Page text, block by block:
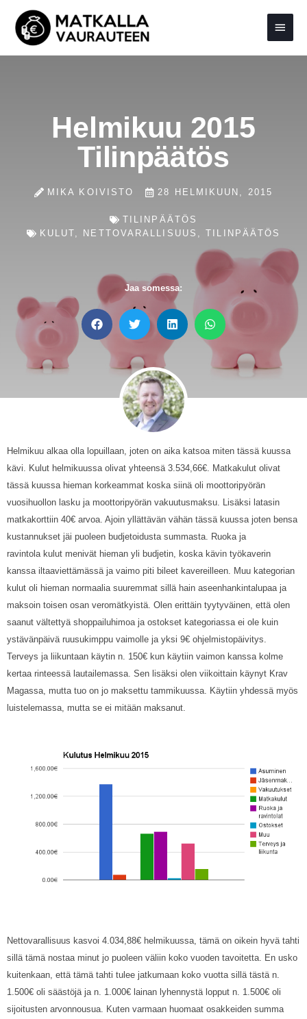
sisältöön
Helmikuu 2015
Tilinpäätös
MIKA KOIVISTO 28 HELMIKUUN, 2015
TILINPÄÄTÖS
KULUT, NETTOVARALLISUUS ,TILINPÄÄTÖS
Jaa somessa:
Helmikuu alkaa olla lopuillaan, joten on aika katsoa miten tässä kuussa
kävi. Kulut helmikuussa olivat yhteensä 3.534,66€. Matkakulut olivat
tässä kuussa hieman korkeammat koska siinä oli moottoripyörän
vuosihuollon lasku ja moottoripyörän vakuutusmaksu. Lisäksi latasin
matkakorttiin 40€ arvoa. Ajoin yllättävän vähän tässä kuussa joten bensa
kustannukset jäi puoleen budjetoidusta summasta. Ruoka ja
ravintola kulut menivät hieman yli budjetin, koska kävin työkaverin
kanssa iltaaviettämässä ja vaimo piti bileet kavereilleen. Muu kategorian
kulut oli hieman normaalia suuremmat sillä hain aseenhankintalupaa ja
maksoin toisen osan veromätkyistä. Olen erittäin tyytyväinen, että olen
saanut vältettyä shoppailuhimoa ja ostokset kategoriassa ei ole kuin
ystävänpäivä ruusukimppu vaimolle ja yksi 9€ ohjelmistopäivitys.
Terveys ja liikuntaan käytin n. 150€ kun käytiin vaimon kanssa kolme
kertaa rinteessä lautailemassa. Sen lisäksi olen viikoittain käynyt Krav
Magassa, mutta tuo on jo maksettu tammikuussa. Käytiin yhdessä myös
luistelemassa, mutta se ei mitään maksanut.
Nettovarallisuus kasvoi 4.034,88€ helmikuussa, tämä on oikein hyvä tahti
sillä tämä nostaa minut jo puoleen väliin koko vuoden tavoitetta. En usko
kuitenkaan, että tämä tahti tulee jatkumaan koko vuotta sillä tästä n.
1.500€ oli säästöjä ja n. 1.000€ lainan lyhennystä lopput n. 1.500€ oli
sijoitusten arvonnousua. Kuten varmaan huomaat osakkeiden summa